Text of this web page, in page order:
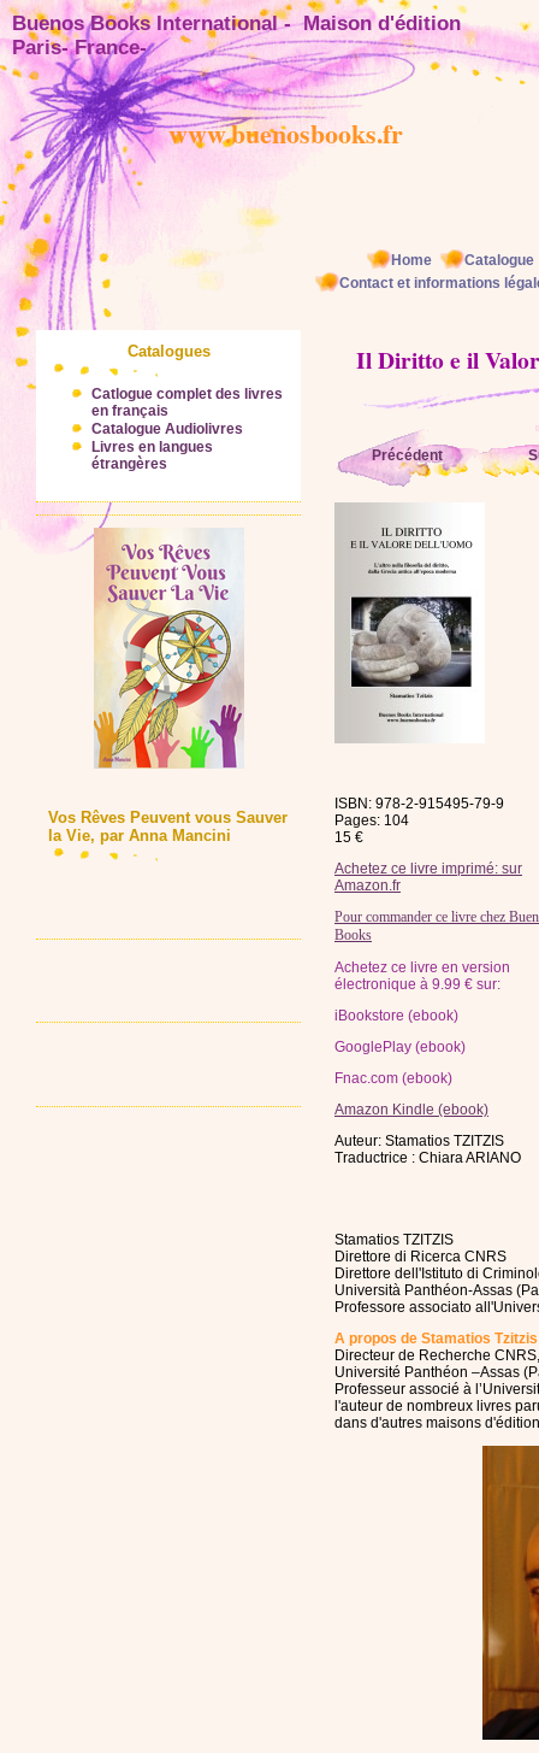
www.buenosbooks.fr
Buenos Books International - Maison
Paris- France-
Home
Catalogue
Contact et informations
Catalogues
Catlogue complet des livres
en français
Catalogue Audiolivres
Livres en langues
étrangères
Vos Rêves Peuvent vous Sauver
la Vie, par Anna Mancini
Il Diritto e il
Précédent
ISBN: 978-2-915495-79-9
Pages: 104
15 €
Achetez ce livre imprimé: sur
Amazon.fr
Pour commander ce livre chez
Books
Achetez ce livre en version
électronique à 9.99 € sur:
iBookstore (ebook)
GooglePlay (ebook)
Fnac.com (ebook)
Amazon Kindle (ebook)
Auteur: Stamatios TZITZIS
Traductrice : Chiara ARIANO
Stamatios TZITZIS
Direttore di Ricerca CNRS
Direttore dell'Istituto di
Università Panthéon-Assas
Professore associato
A propos de Stamatios
Directeur de Recherche
Université Panthéon –Assas
Professeur associé à
l'auteur de nombreux livres
dans d'autres maisons